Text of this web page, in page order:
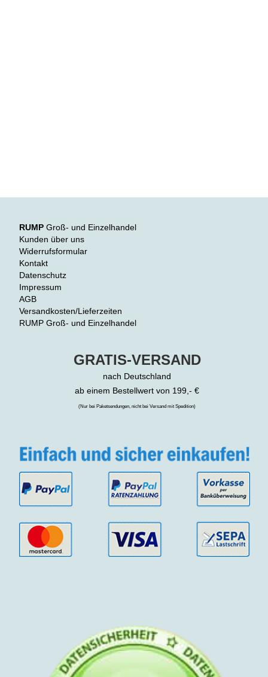
RUMP Groß- und Einzelhandel
Kunden über uns
Widerrufsformular
Kontakt
Datenschutz
Impressum
AGB
Versandkosten/Lieferzeiten
RUMP Groß- und Einzelhandel
GRATIS-VERSAND
nach Deutschland
ab einem Bestellwert von 199,- €
(Nur bei Paketsendungen, nicht bei Versand mit Spedition)